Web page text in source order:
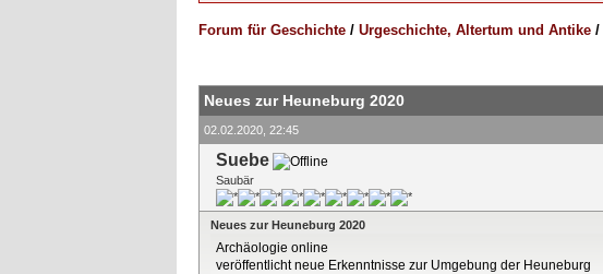
Forum für Geschichte / Urgeschichte, Altertum und Antike /
Neues zur Heuneburg 2020
02.02.2020, 22:45
Suebe
Saubär
Neues zur Heuneburg 2020
Archäologie online
veröffentlicht neue Erkenntnisse zur Umgebung der Heuneburg